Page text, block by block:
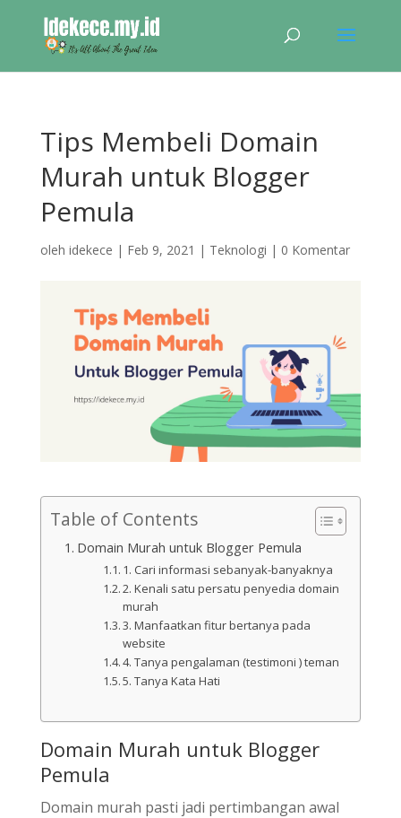
Tips Membeli Domain
Murah untuk Blogger
Pemula
oleh idekece | Feb 9, 2021 | Teknologi | 0 Komentar
Table of Contents
Domain Murah untuk Blogger Pemula
1. Cari informasi sebanyak-banyaknya
2. Kenali satu persatu penyedia domain
murah
3. Manfaatkan fitur bertanya pada
website
4. Tanya pengalaman (testimoni ) teman
5. Tanya Kata Hati
Domain Murah untuk Blogger
Pemula
Domain murah pasti jadi pertimbangan awal